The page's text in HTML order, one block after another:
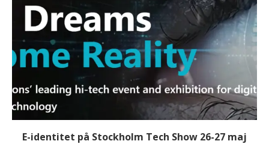
E-identitet på Stockholm Tech Show 26-27 maj